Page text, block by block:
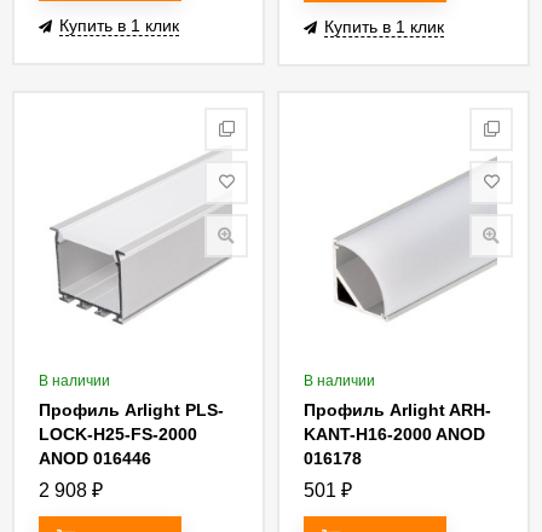
Купить в 1 клик Купить в 1 клик
В наличии
Профиль Arlight PLS-
LOCK-H25-FS-2000
ANOD 016446
2 908 ₽
В наличии
Профиль Arlight ARH-
KANT-H16-2000 ANOD
016178
501 ₽